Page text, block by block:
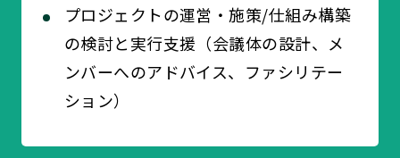
プロジェクトの運営・施策/仕組み構築
の検討と実行支援（会議体の設計、メ
ンバーへのアドバイス、ファシリテー
ション）